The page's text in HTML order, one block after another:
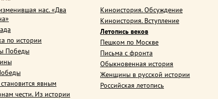
нас. «Два
по истории
Победы
явным
чести. Из истории
Киноистория. Обсуждение
Киноистория. Вступление
Летопись веков
Пешком по Москве
Письма с фронта
Обыкновенная история
Женщины в русской истории
Российская летопись